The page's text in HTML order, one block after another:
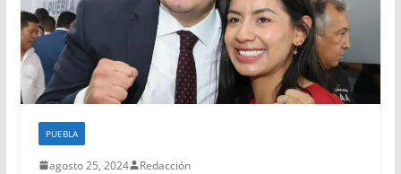
PUEBLA
agosto 25, 2024 Redacción